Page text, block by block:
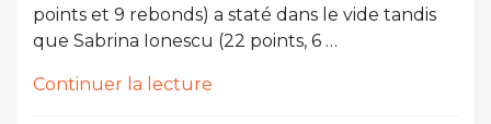
points et 9 rebonds) a staté dans le vide tandis
que Sabrina Ionescu (22 points, 6 …
Continuer la lecture